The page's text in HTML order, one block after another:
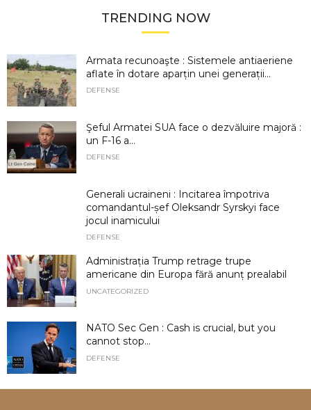
TRENDING NOW
Armata recunoaşte : Sistemele antiaeriene
aflate în dotare aparțin unei generații...
DEFENSE
Şeful Armatei SUA face o dezvăluire majoră :
un F-16 a...
DEFENSE
Generali ucraineni : Incitarea împotriva
comandantul-șef Oleksandr Syrskyi face
jocul inamicului
DEFENSE
Administrația Trump retrage trupe
americane din Europa fără anunț prealabil
UNCATEGORIZED
NATO Sec Gen : Cash is crucial, but you
cannot stop...
DEFENSE